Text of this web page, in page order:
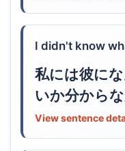
I didn't know
私には彼に
いか分からな
View sentence